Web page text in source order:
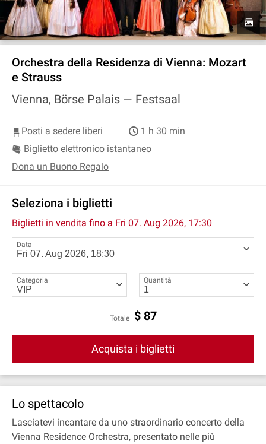
Orchestra della Residenza di Vienna: Mozart
e Strauss
Vienna, Börse Palais — Festsaal
Posti a sedere liberi
1 h 30 min
Biglietto elettronico istantaneo
Dona un Buono Regalo
Seleziona i biglietti
Biglietti in vendita fino a Fri 07. Aug 2026, 17:30
Data
Categoria Quantità
Totale $ 87
Acquista i biglietti
Lo spettacolo
Lasciatevi incantare da uno straordinario concerto della
Vienna Residence Orchestra, presentato nelle più